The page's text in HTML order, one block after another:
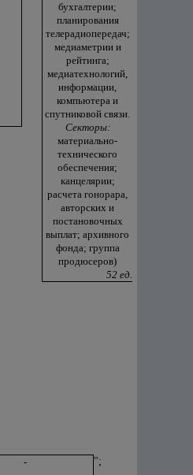
бухгалтерии;
планирования
телерадиопередач;
медиаметрии и
рейтинга;
медиатехнологий,
информации,
компьютера и
спутниковой связи.
Секторы:
материально-
технического
обеспечения;
канцелярии;
расчета гонорара,
авторских и
постановочных
выплат; архивного
фонда; группа
продюсеров)
52 ед.
- ";